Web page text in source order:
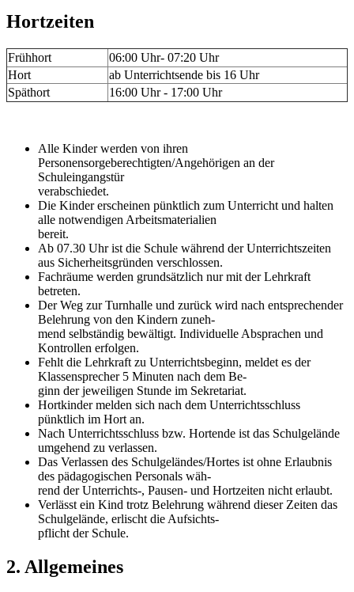
Hortzeiten
Frühhort
06:00 Uhr- 07:20 Uhr
Hort
ab Unterrichtsende bis 16 Uhr
Späthort
16:00 Uhr - 17:00 Uhr
Alle Kinder werden von ihren
Personensorgeberechtigten/Angehörigen an der
Schuleingangstür
verabschiedet.
Die Kinder erscheinen pünktlich zum Unterricht und halten
alle notwendigen Arbeitsmaterialien
bereit.
Ab 07.30 Uhr ist die Schule während der Unterrichtszeiten
aus Sicherheitsgründen verschlossen.
Fachräume werden grundsätzlich nur mit der Lehrkraft
betreten.
Der Weg zur Turnhalle und zurück wird nach entsprechender
Belehrung von den Kindern zuneh-
mend selbständig bewältigt. Individuelle Absprachen und
Kontrollen erfolgen.
Fehlt die Lehrkraft zu Unterrichtsbeginn, meldet es der
Klassensprecher 5 Minuten nach dem Be-
ginn der jeweiligen Stunde im Sekretariat.
Hortkinder melden sich nach dem Unterrichtsschluss
pünktlich im Hort an.
Nach Unterrichtsschluss bzw. Hortende ist das Schulgelände
umgehend zu verlassen.
Das Verlassen des Schulgeländes/Hortes ist ohne Erlaubnis
des pädagogischen Personals wäh-
rend der Unterrichts-, Pausen- und Hortzeiten nicht erlaubt.
Verlässt ein Kind trotz Belehrung während dieser Zeiten das
Schulgelände, erlischt die Aufsichts-
pflicht der Schule.
2. Allgemeines